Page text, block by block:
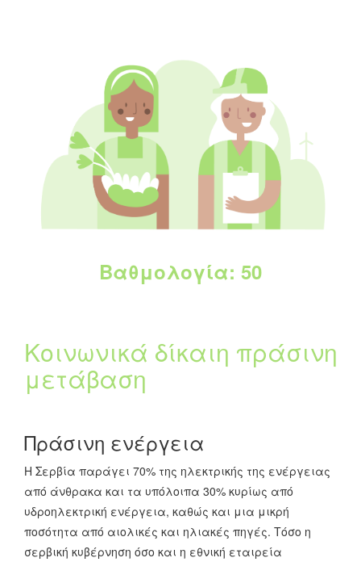
συμφέροντα, και επίσης αποθαρρύνουν άλλους να
συμμετέχουν ενεργά στη δημόσια ζωή.
[3]Οι
επιθέσεις δεν έχουν περιοριστεί στα λόγια. Ένας
ακτιβιστής από το κίνημα Let's Not D(r)d(r)own Belgrade
δέχθηκε σωματική επίθεση στις 11 Μαΐου.[4] Το Κέντρο
Πληροφοριών Υπερηφάνειας του Βελιγραδίου
δέχθηκε επίθεση τον Φεβρουάριο και τον Αύγουστο του
2022, με την τελευταία να είναι η 15η επίθεση μέσα
[5]Ομοίως, τα γραφεία της
αρχές δεν έκαναν τίποτα για να συλλάβουν ή να
μία από τις επιθέσεις στο Κέντρο Πληροφοριών
Υπερηφάνειας.
Read More +
Βαθμολογία: 50
Κοινωνικά δίκαιη πράσινη
μετάβαση
Πράσινη ενέργεια
Η Σερβία παράγει 70% της ηλεκτρικής της ενέργειας
από άνθρακα και τα υπόλοιπα 30% κυρίως από
υδροηλεκτρική ενέργεια, καθώς και μια μικρή
ποσότητα από αιολικές και ηλιακές πηγές. Τόσο η
σερβική κυβέρνηση όσο και η εθνική εταιρεία